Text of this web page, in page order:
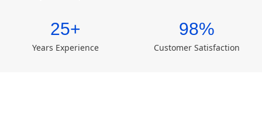
25+
Years Experience
98%
Customer Satisfaction